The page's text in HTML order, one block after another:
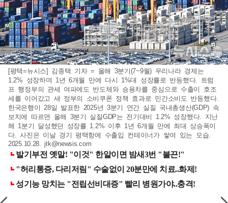
[평택=뉴시스] 김종택 기자 = 올해 3분기(7~9월) 우리나라 경제는
1.2% 성장하며 1년 6개월 만에 다시 1%대 성장률로 반등했다. 트럼
프 행정부의 관세 여파에도 반도체와 승용차를 중심으로 수출이 호조
세를 이어갔고 새 정부의 소비쿠폰 정책 효과로 민간소비도 반등했다.
한국은행이 28일 발표한 2025년 3분기 연간 실질 국내총생산(GDP) 속
보치에 따르면 올해 3분기 실질GDP는 전기대비 1.2% 성장했다. 지난
해 1분기 달성했던 성장률 1.2% 이후 1년 6개월 만에 최대 상승폭이
다. 사진은 이날 경기 평택항에 수출입 컨테이너가 쌓여 있는 모습.
2025.10.28. jtk@newsis.com